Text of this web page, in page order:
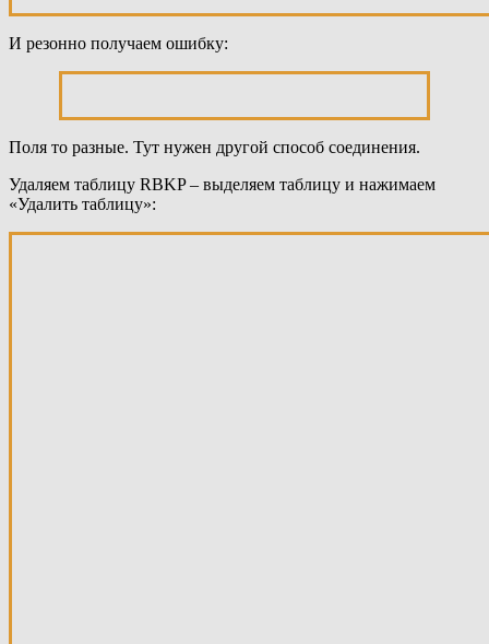
И резонно получаем ошибку:
Поля то разные. Тут нужен другой способ соединения.
Удаляем таблицу RBKP – выделяем таблицу и нажимаем
«Удалить таблицу»: